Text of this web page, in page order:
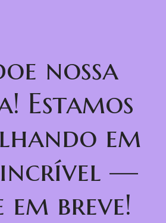
nossa
Estamos
em
—
breve!